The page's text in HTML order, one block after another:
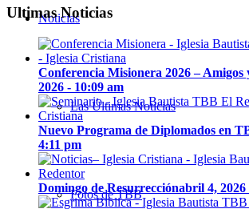
Noticias
Las Últimas Noticias
Fotos de TBB
Ultimas Noticias
Conferencia Misionera 2026 – Amigos
2026 - 10:09 am
Nuevo Programa de Diplomados en
4:11 pm
Domingo de Resurrecciónabril 4, 2026